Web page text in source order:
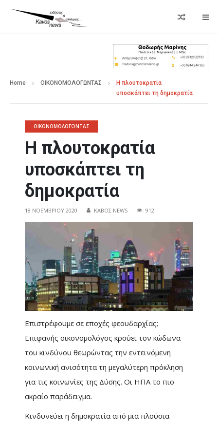
Home ΟΙΚΟΝΟΜΟΛΟΓΩΝΤΑΣ
Η πλουτοκρατία
υποσκάπτει τη δημοκρατία
ΟΙΚΟΝΟΜΟΛΟΓΩΝΤΑΣ
Η πλουτοκρατία
υποσκάπτει τη
δημοκρατία
18 ΝΟΕΜΒΡΊΟΥ 2020 ΚΑΒΟΣ NEWS 912
Επιστρέφουμε σε εποχές φεουδαρχίας;
Επιφανής οικονομολόγος κρούει τον κώδωνα
του κινδύνου θεωρώντας την εντεινόμενη
κοινωνική ανισότητα τη μεγαλύτερη πρόκληση
για τις κοινωνίες της Δύσης. Οι ΗΠΑ το πιο
ακραίο παράδειγμα.
Κινδυνεύει η δημοκρατία από μια πλούσια